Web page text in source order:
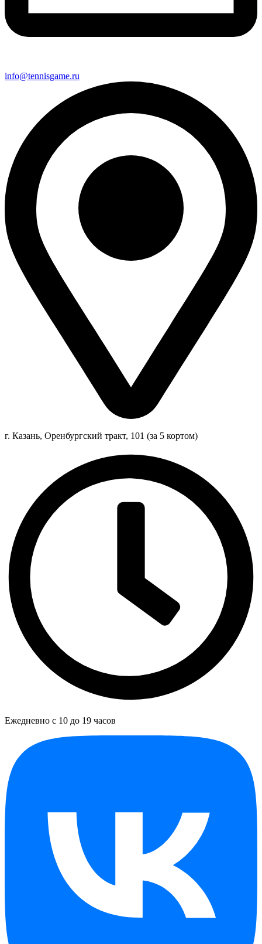
info@tennisgame.ru
г. Казань, Оренбургский тракт, 101 (за 5 кортом)
Ежедневно с 10 до 19 часов